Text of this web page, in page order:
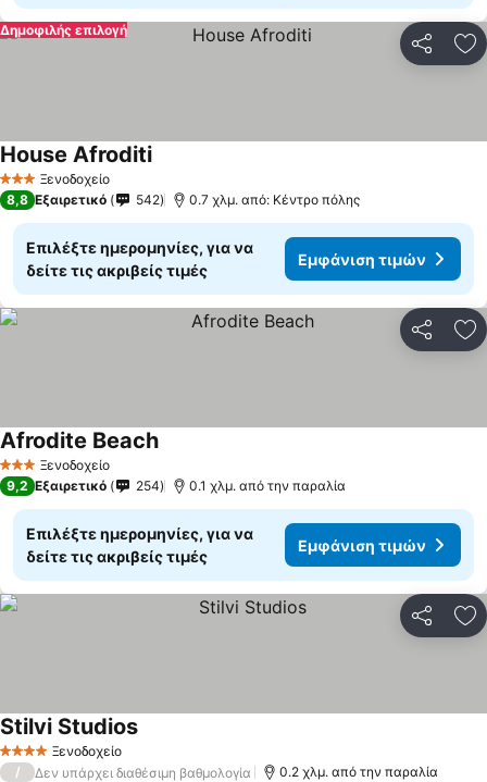
Δημοφιλής επιλογή
3 ΑστέριαΞενοδοχείο
House AfroditiΕμφάνιση τιμών
8,8 Εξαιρετικό 542 0.7 χλμ. από: Κέντρο πόλης
Επιλέξτε ημερομηνίες, για να
δείτε τις ακριβείς τιμές
Εμφάνιση τιμών
3 ΑστέριαΞενοδοχείο
Afrodite BeachΕμφάνιση τιμών
9,2 Εξαιρετικό 254 0.1 χλμ. από την παραλία
Επιλέξτε ημερομηνίες, για να
δείτε τις ακριβείς τιμές
Εμφάνιση τιμών
4 ΑστέριαΞενοδοχείο
Stilvi StudiosΕμφάνιση τιμών
/ Δεν υπάρχει διαθέσιμη βαθμολογία 0.2 χλμ. από την παραλία